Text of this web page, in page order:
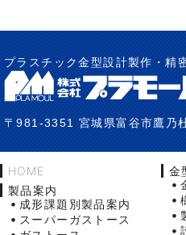
プラスチック金型設計製作・精
〒981-3351 宮城県富谷市鷹乃
HOME
製品案内
成形課題別製品案内
スーパーガストース
金